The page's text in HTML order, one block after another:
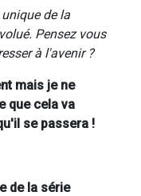
de la
Pensez vous
à l'avenir ?
mais je ne
que cela va
se passera !
de la série